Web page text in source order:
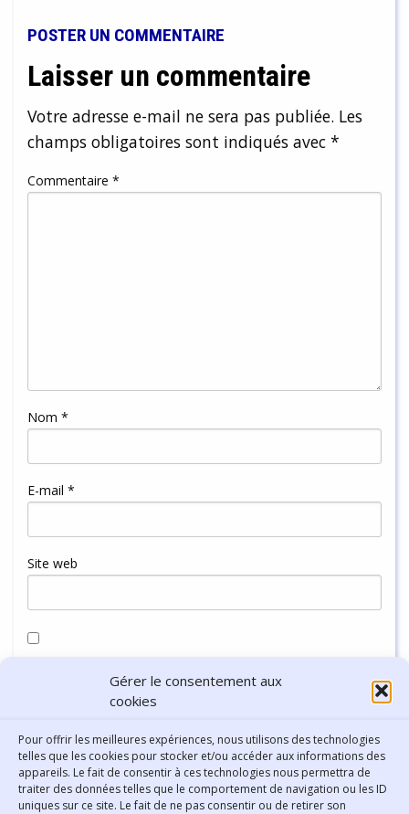
Gérer le consentement aux
cookies
Pour offrir les meilleures expériences, nous utilisons des technologies
telles que les cookies pour stocker et/ou accéder aux informations des
appareils. Le fait de consentir à ces technologies nous permettra de
traiter des données telles que le comportement de navigation ou les ID
uniques sur ce site. Le fait de ne pas consentir ou de retirer son
POSTER UN COMMENTAIRE
Laisser un commentaire
Votre adresse e-mail ne sera pas publiée. Les
champs obligatoires sont indiqués avec *
Commentaire *
Nom *
E-mail *
Site web
navigateur pour mon prochain commentaire.